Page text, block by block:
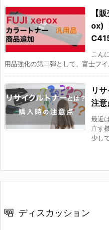
【
ox)
こん
用品強化の第二弾として、富士フ
リ
注意
最近
直す
少し
ディスカッション